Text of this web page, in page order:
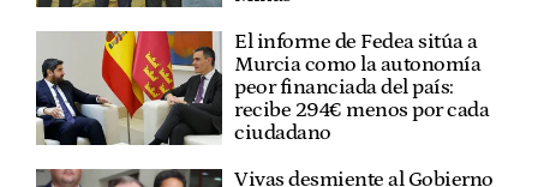
El informe de Fedea sitúa a
Murcia como la autonomía
peor financiada del país:
recibe 294€ menos por cada
ciudadano
Vivas desmiente al Gobierno